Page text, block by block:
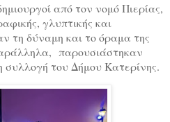
από τον νομό Πιερίας,
γλυπτικής και
τη δύναμη και το όραμα της
παρουσιάστηκαν
συλλογή του Δήμου Κατερίνης.